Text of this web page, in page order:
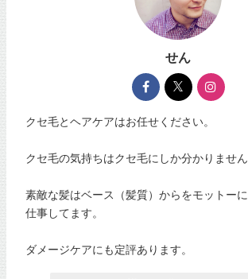
せん
クセ毛とヘアケアはお任せください。
クセ毛の気持ちはクセ毛にしか分かりません
素敵な髪はベース（髪質）からをモットーに
仕事してます。
ダメージケアにも定評あります。